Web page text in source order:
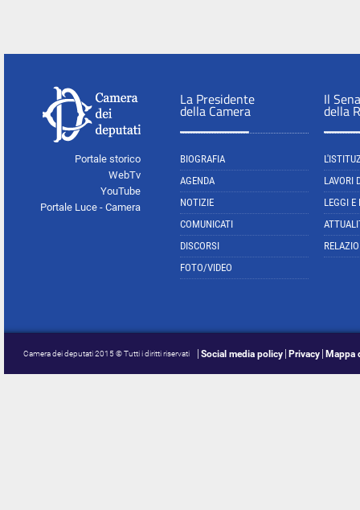
Portale storico
WebTv
YouTube
Portale Luce - Camera
La Presidente
della Camera
BIOGRAFIA
AGENDA
NOTIZIE
COMUNICATI
DISCORSI
FOTO/VIDEO
Il
della
LAVORI
LEGGI E
Camera dei deputati 2015 © Tutti i diritti riservati Social media policy Privacy Mappa